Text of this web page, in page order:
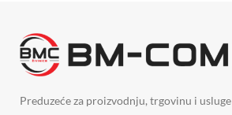
Preduzeće za proizvodnju, trgovinu i usluge